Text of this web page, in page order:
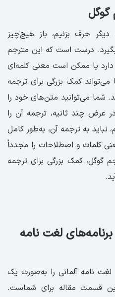
گوگل
حرف بزنیم، باز هیچ‌چیز
درست است که این مترجم
یا ممکن است معنی کلمه‌ای
می‌تواند کمک بزرگی برای ترجمه
شما می‌‌توانید متن‌های خود را
عرض چند ثانیه، ترجمه آن را
نباید به ترجمه آن، به‌طور کامل
کلمات و اصطلاحات را مجدداً
گوگل، کمک بزرگی برای ترجمه
لغت نامه
نامه آلمانی را به‌صورت یک
قسمت مقاله برای شماست.